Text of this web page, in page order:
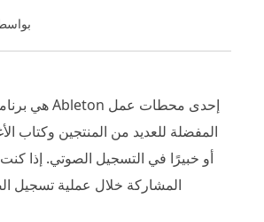
أو خبيرًا في التسجيل الصوتي. إذا
المشاركة خلال عملية تسجيل